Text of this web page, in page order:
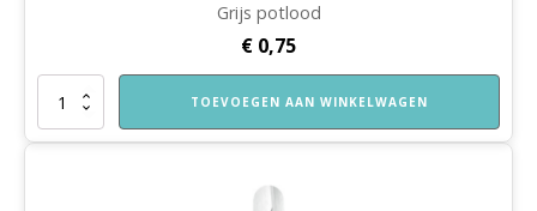
Grijs potlood
€ 0,75
Grijs
aantal
TOEVOEGEN AAN WINKELWAGEN